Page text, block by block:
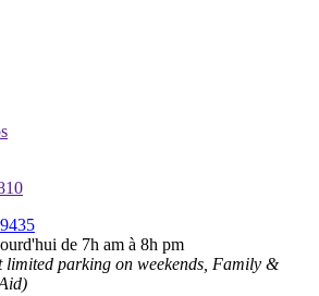
de 7h am à 8h pm
limited parking on weekends, Family &